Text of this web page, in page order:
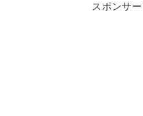
スポンサ